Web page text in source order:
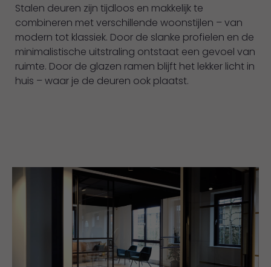
Stalen deuren zijn tijdloos en makkelijk te
combineren met verschillende woonstijlen – van
modern tot klassiek. Door de slanke profielen en de
minimalistische uitstraling ontstaat een gevoel van
ruimte. Door de glazen ramen blijft het lekker licht in
huis – waar je de deuren ook plaatst.